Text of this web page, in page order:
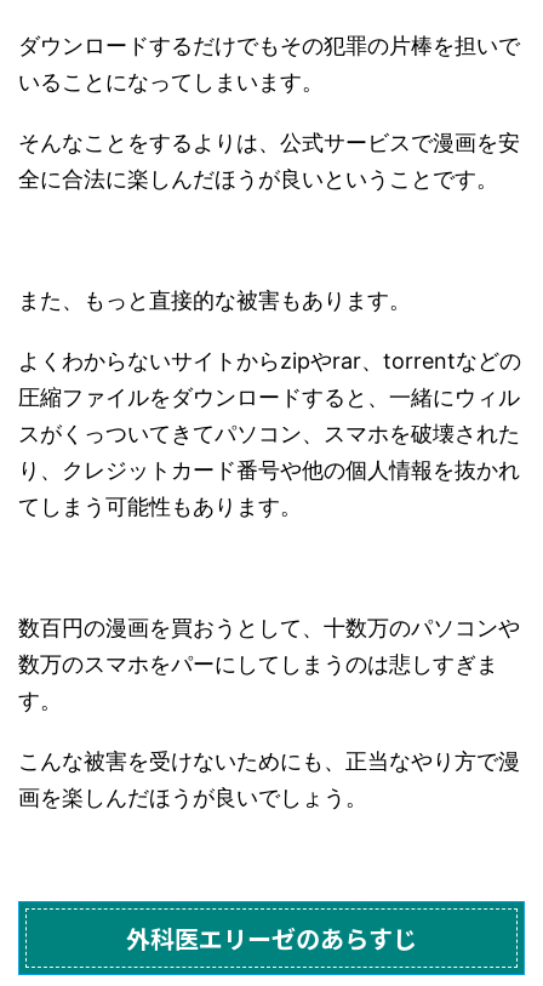
ダウンロードするだけでもその犯罪の片棒を担いで
いることになってしまいます。
そんなことをするよりは、公式サービスで漫画を安
全に合法に楽しんだほうが良いということです。
また、もっと直接的な被害もあります。
よくわからないサイトからzipやrar、torrentなどの
圧縮ファイルをダウンロードすると、一緒にウィル
スがくっついてきてパソコン、スマホを破壊された
り、クレジットカード番号や他の個人情報を抜かれ
てしまう可能性もあります。
数百円の漫画を買おうとして、十数万のパソコンや
数万のスマホをパーにしてしまうのは悲しすぎま
す。
こんな被害を受けないためにも、正当なやり方で漫
画を楽しんだほうが良いでしょう。
外科医エリーゼのあらすじ